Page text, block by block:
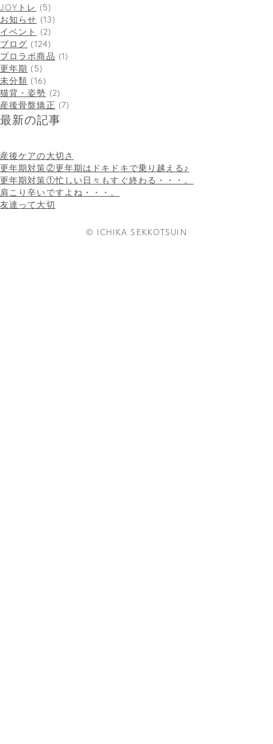
JOYトレ (5)
お知らせ (13)
イベント (2)
ブログ (124)
プロラボ商品 (1)
更年期 (5)
未分類 (16)
猫背・姿勢 (2)
産後骨盤矯正 (7)
最新の記事
産後ケアの大切さ
更年期対策②更年期はドキドキで乗り越える♪
更年期対策①忙しい日々もすぐ終わる・・・。
肩こり辛いですよね・・・。
友達って大切
© ICHIKA SEKKOTSUIN